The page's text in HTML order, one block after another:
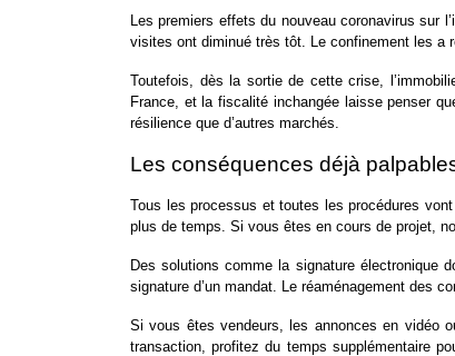
Les premiers effets du nouveau coronavirus
visites ont diminué très tôt. Le confinement les a
Toutefois, dès la sortie de cette crise,
France, et la fiscalité inchangée laisse penser
résilience que d’autres marchés.
Les conséquences déjà
Tous les processus et toutes les procédures
plus de temps. Si vous êtes en cours de projet,
Des solutions comme la signature électronique
signature d’un mandat. Le réaménagement des
Si vous êtes vendeurs, les annonces en vidéo
transaction, profitez du temps supplémentaire